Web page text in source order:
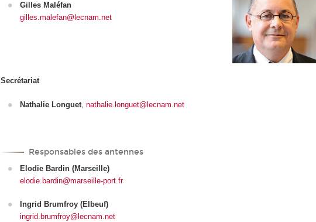
Gilles Maléfan
gilles.malefan@lecnam.net
Secrétariat
Nathalie Longuet, nathalie.longuet@lecnam.net
Responsables des antennes
Elodie Bardin (Marseille)
elodie.bardin@marseille-port.fr
Ingrid Brumfroy (Elbeuf)
ingrid.brumfroy@lecnam.net